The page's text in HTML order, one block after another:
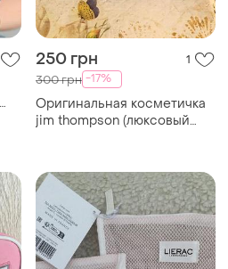
250 грн 1
300 грн -17%
Оригинальная косметичка
jim thompson (люксовый